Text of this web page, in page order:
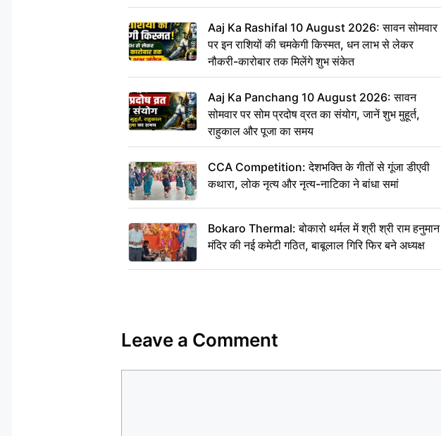
Aaj Ka Rashifal 10 August 2026: सावन सोमवार
पर इन राशियों की चमकेगी किस्मत, धन लाभ से लेकर
नौकरी-कारोबार तक मिलेंगे शुभ संकेत
Aaj Ka Panchang 10 August 2026: सावन
सोमवार पर सोम प्रदोष व्रत का संयोग, जानें शुभ मुहूर्त,
राहुकाल और पूजा का समय
CCA Competition: देशभक्ति के गीतों से गूंजा डीएवी
कथारा, लोक नृत्य और नृत्य-नाटिका ने बांधा समां
Bokaro Thermal: बोकारो थर्मल में श्री श्री राम हनुमान
मंदिर की नई कमेटी गठित, बाबूलाल गिरि फिर बने अध्यक्ष
Leave a Comment